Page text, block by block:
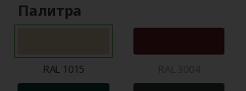
Палитра
RAL 1015